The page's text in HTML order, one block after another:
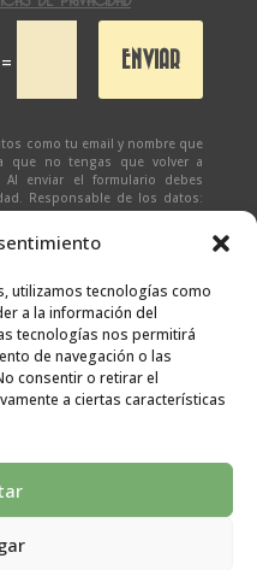
utilizamos tecnologías como
a la información del
tecnologías nos permitirá
de navegación o las
consentir o retirar el
a ciertas características
= ENVIAR
como tu email y nombre que
que no tengas que volver a
enviar el formulario debes
Responsable de los datos:
a solicitudes del formulario |
| Destinatario:
email) | Derechos: Tienes